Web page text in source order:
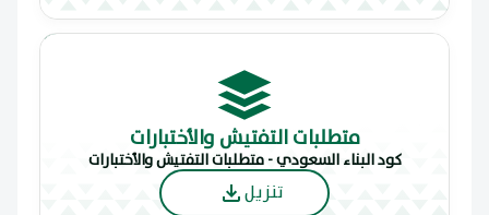
متطلبات التفتيش والأختبارات
كود البناء السعودي - متطلبات التفتيش والأختبارات
تنزيل